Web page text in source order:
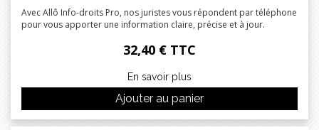
Avec Allô Info-droits Pro, nos juristes vous répondent par téléphone
pour vous apporter une information claire, précise et à jour.
32,40 € TTC
En savoir plus
Ajouter au panier